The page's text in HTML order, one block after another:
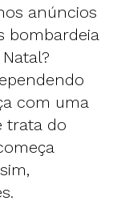
anúncios
bombardeia
com uma
trata do